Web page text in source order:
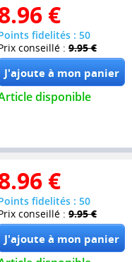
€
fidelités : 50
conseillé : 9.95 €
disponible
€
fidelités : 50
conseillé : 9.95 €